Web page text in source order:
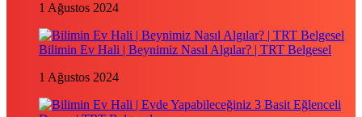
1 Ağustos 2024
Bilimin Ev Hali | Beynimiz Nasıl Algılar? | TRT Belgesel
1 Ağustos 2024